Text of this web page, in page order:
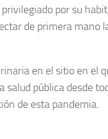
por su
de primera mano
en el sitio en el
pública desde
de esta pandemia.